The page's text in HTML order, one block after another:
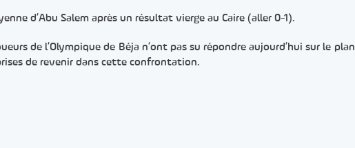
d’Abu Salem après un résultat vierge au Caire (aller 0-1).
de l’Olympique de Béja n’ont pas su répondre aujourd’hui sur le plan
de revenir dans cette confrontation.